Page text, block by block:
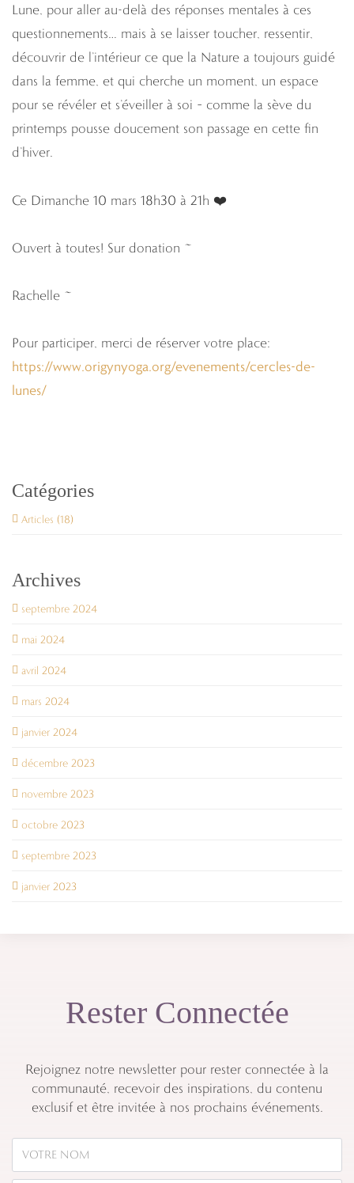
Lune, pour aller au-delà des réponses mentales à ces
questionnements… mais à se laisser toucher, ressentir,
découvrir de l’intérieur ce que la Nature a toujours guidé
dans la femme, et qui cherche un moment, un espace
pour se révéler et s’éveiller à soi – comme la sève du
printemps pousse doucement son passage en cette fin
d’hiver.
Ce Dimanche 10 mars 18h30 à 21h ❤️
Ouvert à toutes! Sur donation ~
Rachelle ~
Pour participer, merci de réserver votre place:
https://www.origynyoga.org/evenements/cercles-de-
lunes/
Catégories
Articles (18)
Archives
septembre 2024
mai 2024
avril 2024
mars 2024
janvier 2024
décembre 2023
novembre 2023
octobre 2023
septembre 2023
janvier 2023
Rester Connectée
Rejoignez notre newsletter pour rester connectée à la
communauté, recevoir des inspirations, du contenu
exclusif et être invitée à nos prochains événements.